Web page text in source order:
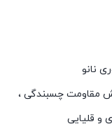
نانو
مقاومت چسبندگی ،
و قلیایی